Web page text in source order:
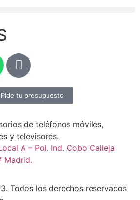
Pide tu presupuesto
de teléfonos móviles,
y televisores.
A – Pol. Ind. Cobo Calleja
Madrid.
Todos los derechos reservados